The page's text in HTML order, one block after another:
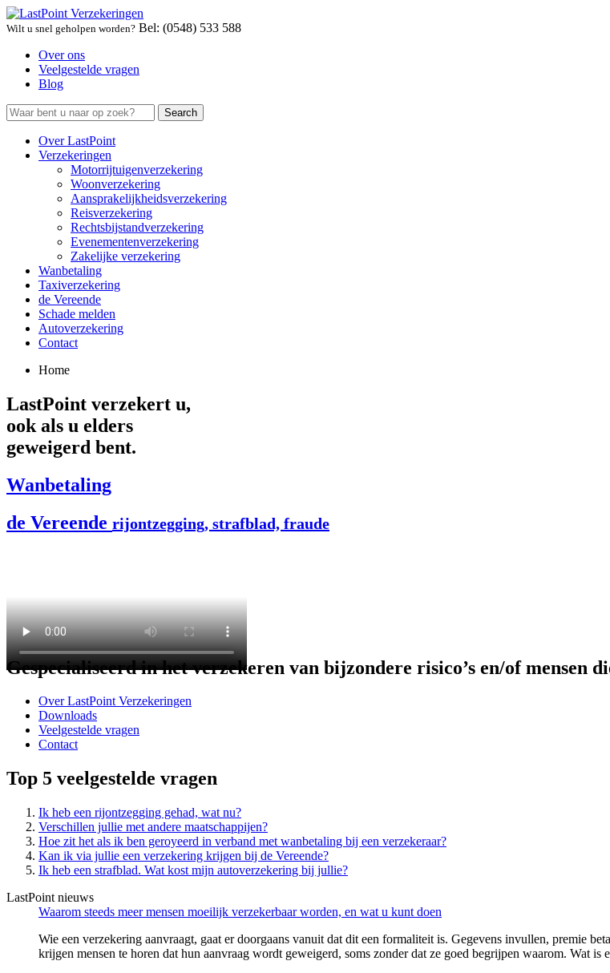
Wilt u snel geholpen worden? Bel: (0548) 533 588
Over ons
Veelgestelde vragen
Blog
Over LastPoint
Verzekeringen
Motorrijtuigenverzekering
Woonverzekering
Aansprakelijkheidsverzekering
Reisverzekering
Rechtsbijstandverzekering
Evenementenverzekering
Zakelijke verzekering
Wanbetaling
Taxiverzekering
de Vereende
Schade melden
Autoverzekering
Contact
Home
LastPoint verzekert u,
ook als u elders
geweigerd bent.
Wanbetaling
de Vereende rijontzegging, strafblad, fraude
Gespecialiseerd in het verzekeren van bijzondere risico’s en/of mensen
Over LastPoint Verzekeringen
Downloads
Veelgestelde vragen
Contact
Top 5 veelgestelde vragen
Ik heb een rijontzegging gehad, wat nu?
Verschillen jullie met andere maatschappijen?
Hoe zit het als ik ben geroyeerd in verband met wanbetaling bij een verzekeraar?
Kan ik via jullie een verzekering krijgen bij de Vereende?
Ik heb een strafblad. Wat kost mijn autoverzekering bij jullie?
LastPoint nieuws
Waarom steeds meer mensen moeilijk verzekerbaar worden, en wat u kunt doen
Wie een verzekering aanvraagt, gaat er doorgaans vanuit dat dit een formaliteit is. Gegevens invullen, premie
krijgen mensen te horen dat hun aanvraag wordt geweigerd, soms zonder dat ze goed begrijpen waarom. Wat